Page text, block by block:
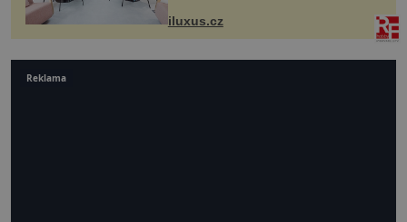
budov Media...
iluxus.cz
Reklama